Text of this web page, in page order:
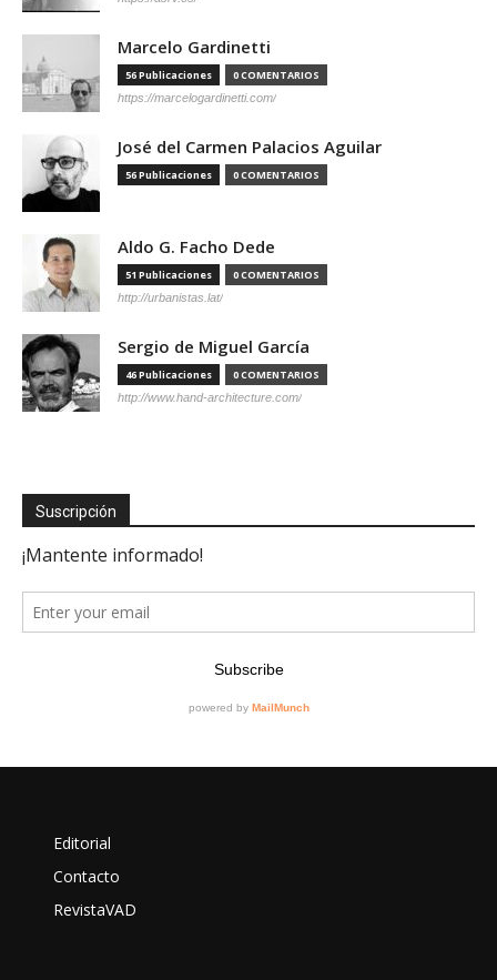
Marcelo Gardinetti
56 Publicaciones 0 COMENTARIOS
https://marcelogardinetti.com/
José del Carmen Palacios Aguilar
56 Publicaciones 0 COMENTARIOS
Aldo G. Facho Dede
51 Publicaciones 0 COMENTARIOS
http://urbanistas.lat/
Sergio de Miguel García
46 Publicaciones 0 COMENTARIOS
http://www.hand-architecture.com/
Suscripción
Editorial
Contacto
RevistaVAD